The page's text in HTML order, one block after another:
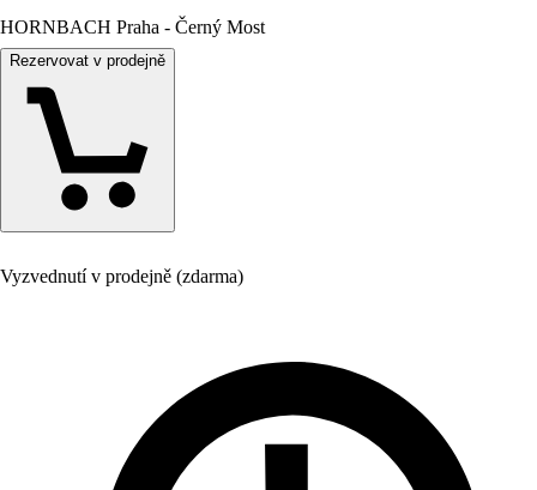
HORNBACH Praha - Černý Most
Rezervovat v prodejně
Vyzvednutí v prodejně (zdarma)